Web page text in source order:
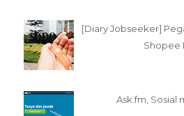
[Diary Jobseeker]
Shopee
Ask.fm, Sosial